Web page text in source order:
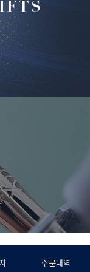
주문내역